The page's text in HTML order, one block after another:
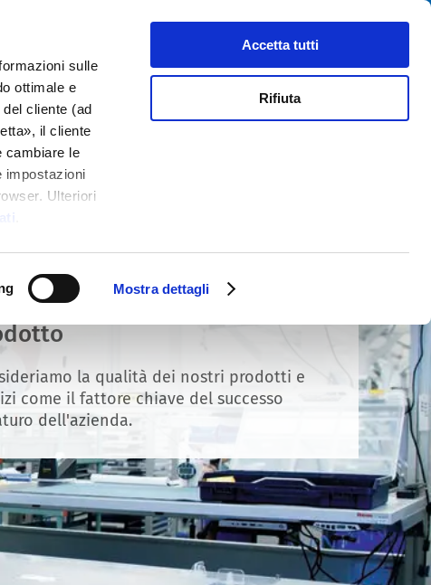
sulle
ottimale e
cliente (ad
il cliente
cambiare le
impostazioni
Ulteriori
Mostra dettagli
Accetta tutti
Rifiuta
Contatti
standard di Conformità del
la qualità dei nostri prodotti e
come il fattore chiave del successo
dell'azienda.